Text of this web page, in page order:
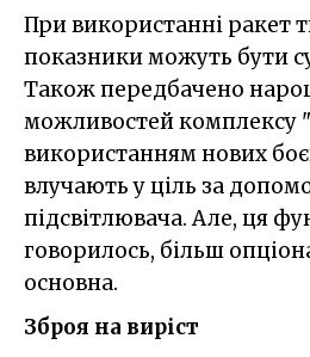
При використанні ракет
показники можуть бути
Також передбачено
можливостей комплексу
використанням нових
влучають у ціль за
підсвітлювача. Але, ця
говорилось, більш
основна.
Зброя на виріст